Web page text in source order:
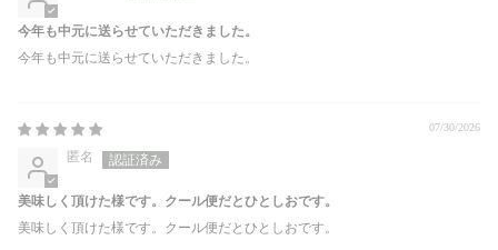
今年も中元に送らせていただきました。
今年も中元に送らせていただきました。
07/30/2026
匿名
美味しく頂けた様です。クール便だとひとしおです。
美味しく頂けた様です。クール便だとひとしおです。